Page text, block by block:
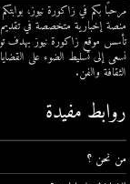
مرحبًا بكم في زاكورة نيوز،
منصة إخبارية متخصصة في
تأسس موقع زاكورة نيوز بهدف
نسعى إلى تسليط الضوء على
الثقافة والفن.
روابط مفيدة
من نحن ؟